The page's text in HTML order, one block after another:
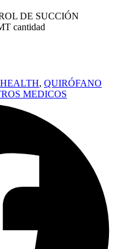
DE SUCCIÓN
cantidad
, QUIRÓFANO
MEDICOS